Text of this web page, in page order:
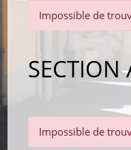
Impossible de
SECTION
Impossible de